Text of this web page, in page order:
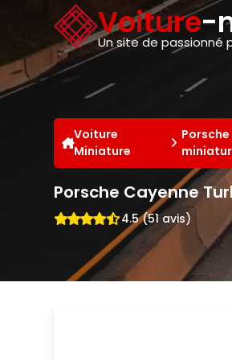
Voiture-
Un site de passionné
Voiture
Miniature
Porsche
Porsche Cayenne
4.5 (51 avis)
Panneau de gestion des cookies